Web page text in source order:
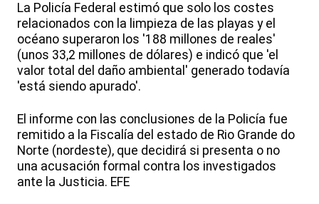
La Policía Federal estimó que solo los costes
relacionados con la limpieza de las playas y el
océano superaron los '188 millones de reales'
(unos 33,2 millones de dólares) e indicó que 'el
valor total del daño ambiental' generado todavía
'está siendo apurado'.
El informe con las conclusiones de la Policía fue
remitido a la Fiscalía del estado de Rio Grande do
Norte (nordeste), que decidirá si presenta o no
una acusación formal contra los investigados
ante la Justicia. EFE